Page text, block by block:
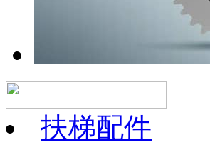
扶梯配件